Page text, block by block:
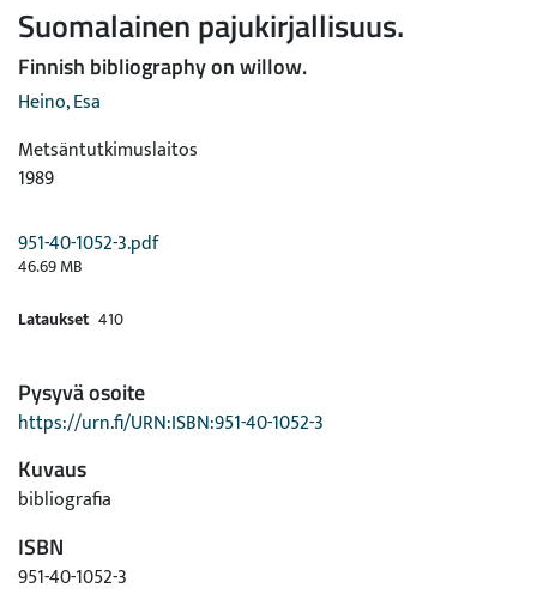
Suomalainen pajukirjallisuus.
Finnish bibliography on willow.
Heino, Esa
Metsäntutkimuslaitos
1989
951-40-1052-3.pdf
46.69 MB
Lataukset 410
Pysyvä osoite
https://urn.fi/URN:ISBN:951-40-1052-3
Kuvaus
bibliografia
ISBN
951-40-1052-3